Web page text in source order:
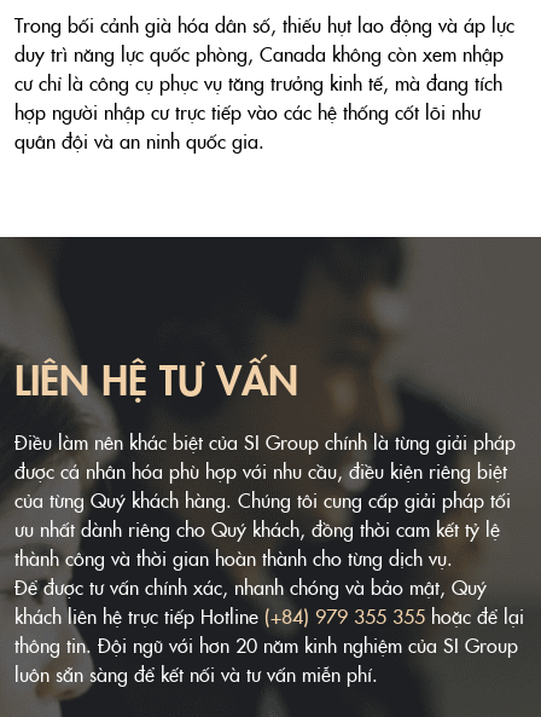
Trong bối cảnh già hóa dân số, thiếu hụt lao động và áp lực
duy trì năng lực quốc phòng, Canada không còn xem nhập
cư chỉ là công cụ phục vụ tăng trưởng kinh tế, mà đang tích
hợp người nhập cư trực tiếp vào các hệ thống cốt lõi như
quân đội và an ninh quốc gia.
LIÊN HỆ TƯ VẤN
Điều làm nên khác biệt của SI Group chính là từng giải pháp
được cá nhân hóa phù hợp với nhu cầu, điều kiện riêng biệt
của từng Quý khách hàng. Chúng tôi cung cấp giải pháp tối
ưu nhất dành riêng cho Quý khách, đồng thời cam kết tỷ lệ
thành công và thời gian hoàn thành cho từng dịch vụ.
Để được tư vấn chính xác, nhanh chóng và bảo mật, Quý
khách liên hệ trực tiếp Hotline (+84) 979 355 355 hoặc để lại
thông tin. Đội ngũ với hơn 20 năm kinh nghiệm của SI Group
luôn sẵn sàng để kết nối và tư vấn miễn phí.